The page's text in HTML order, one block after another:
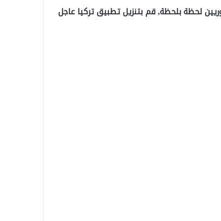
لحظة بلحظة, قم بتنزيل تطبيق تركيا عاجل